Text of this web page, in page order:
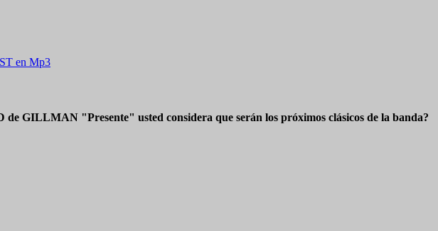
en Mp3
de GILLMAN "Presente" usted considera que serán los próximos clásicos de la banda?